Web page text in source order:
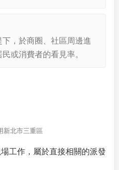
，於商圈、社區周邊進
或消費者的看見率。
新北市三重區
工作，屬於直接相關的派發